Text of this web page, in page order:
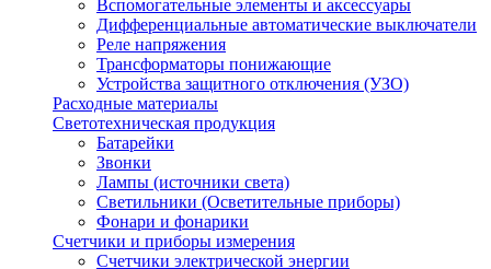
Вспомогательные элементы и аксессуары
Дифференциальные автоматические выключатели
Реле напряжения
Трансформаторы понижающие
Устройства защитного отключения (УЗО)
Расходные материалы
Светотехническая продукция
Батарейки
Звонки
Лампы (источники света)
Светильники (Осветительные приборы)
Фонари и фонарики
Счетчики и приборы измерения
Счетчики электрической энергии